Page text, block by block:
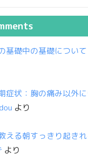
基礎中の基礎について
症状：胸の痛み以外
より
える朝すっきり起き
より